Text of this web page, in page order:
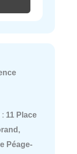
11 Place
Péage-